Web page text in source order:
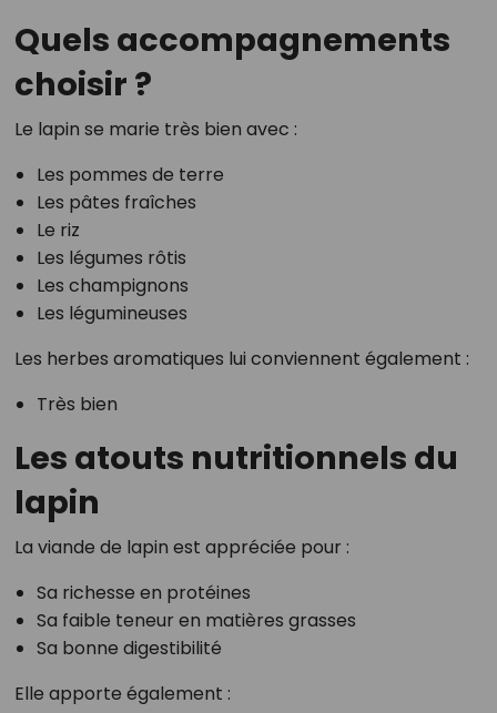
Quels accompagnements
choisir ?
Le lapin se marie très bien avec :
Les pommes de terre
Les pâtes fraîches
Le riz
Les légumes rôtis
Les champignons
Les légumineuses
Les herbes aromatiques lui conviennent également :
Très bien
Les atouts nutritionnels du
lapin
La viande de lapin est appréciée pour :
Sa richesse en protéines
Sa faible teneur en matières grasses
Sa bonne digestibilité
Elle apporte également :